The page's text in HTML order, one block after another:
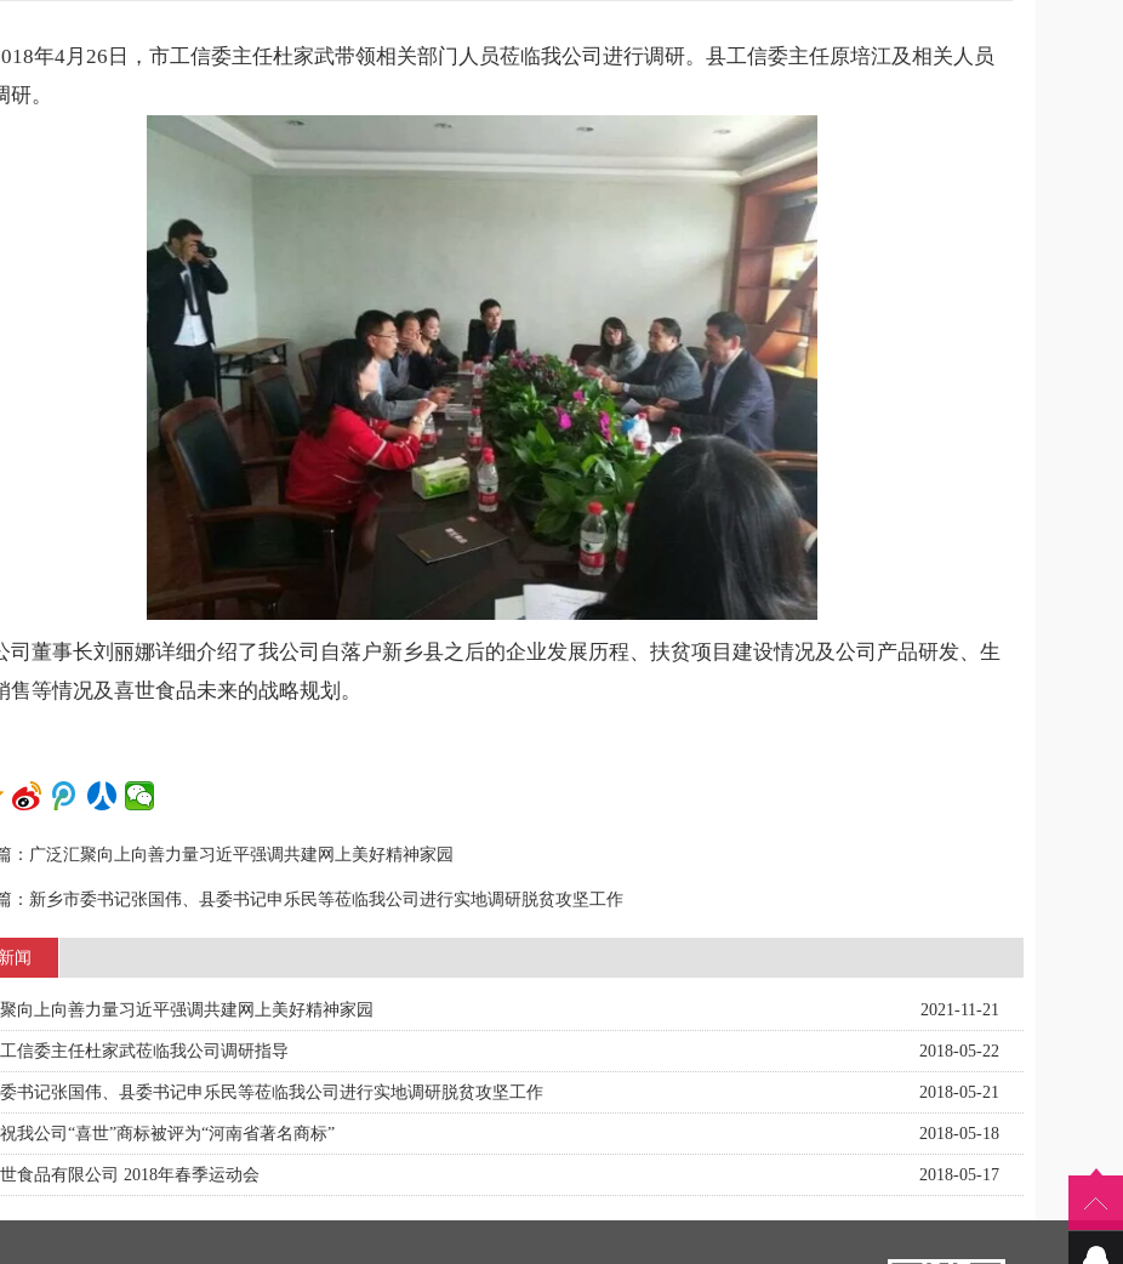
年4月26日，市工信委主任杜家武带领相关部门人员莅临我公司进行调研。县工信委主任原培江及相关人员
研。
事长刘丽娜详细介绍了我公司自落户新乡县之后的企业发展历程、扶贫项目建设情况及公司产品研发、生
售等情况及喜世食品未来的战略规划。
： 广泛汇聚向上向善力量习近平强调共建网上美好精神家园
： 新乡市委书记张国伟、县委书记申乐民等莅临我公司进行实地调研脱贫攻坚工作
闻
向上向善力量习近平强调共建网上美好精神家园 2021-11-21
信委主任杜家武莅临我公司调研指导 2018-05-22
书记张国伟、县委书记申乐民等莅临我公司进行实地调研脱贫攻坚工作 2018-05-21
我公司“喜世”商标被评为“河南省著名商标” 2018-05-18
食品有限公司 2018年春季运动会 2018-05-17